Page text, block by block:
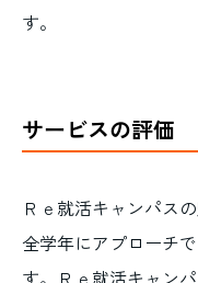
す。
サービスの評価
Ｒｅ就活キャンパス
全学年にアプローチ
す。Ｒｅ就活キャン